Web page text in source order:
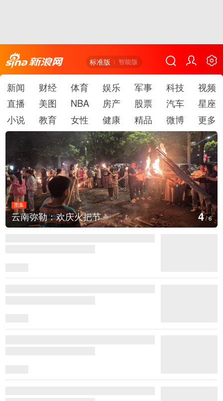
标准版 智能版
新闻 财经 体育 娱乐 军事 科技
视频
直播
美图 NBA 房产 股票 汽车
星座
小说
教育 女性 健康 精品 微博 更多
图集
江西铅山：千灯点亮葛仙村 5/6